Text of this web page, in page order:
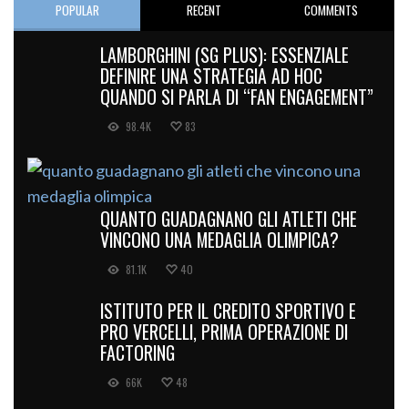
POPULAR RECENT COMMENTS
LAMBORGHINI (SG PLUS): ESSENZIALE
DEFINIRE UNA STRATEGIA AD HOC
QUANDO SI PARLA DI “FAN ENGAGEMENT”
98.4K 83
QUANTO GUADAGNANO GLI ATLETI CHE
VINCONO UNA MEDAGLIA OLIMPICA?
81.1K 40
ISTITUTO PER IL CREDITO SPORTIVO E
PRO VERCELLI, PRIMA OPERAZIONE DI
FACTORING
66K 48